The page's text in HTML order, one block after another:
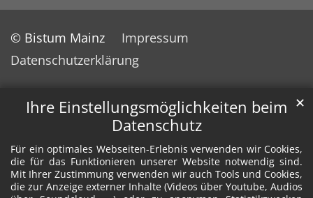
Ihre Einstellungsmöglichkeiten beim
Datenschutz
Für ein optimales Webseiten-Erlebnis verwenden wir Cookies,
die für das Funktionieren unserer Website notwendig sind.
Mit Ihrer Zustimmung verwenden wir auch Tools und Cookies,
die zur Anzeige externer Inhalte (Videos über Youtube, Audios
✕
© Bistum Mainz
Impressum
Datenschutzerklärung